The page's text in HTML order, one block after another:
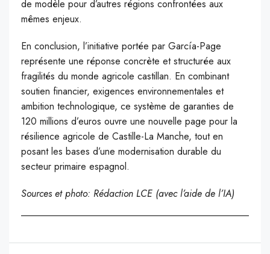
de modèle pour d’autres régions confrontées aux
mêmes enjeux.
En conclusion, l’initiative portée par García-Page
représente une réponse concrète et structurée aux
fragilités du monde agricole castillan. En combinant
soutien financier, exigences environnementales et
ambition technologique, ce système de garanties de
120 millions d’euros ouvre une nouvelle page pour la
résilience agricole de Castille-La Manche, tout en
posant les bases d’une modernisation durable du
secteur primaire espagnol.
Sources et photo: Rédaction LCE (avec l’aide de l’IA)